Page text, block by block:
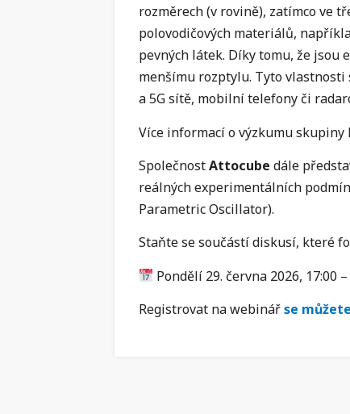
rozměrech (v rovině), zatímco ve
polovodičových materiálů,
pevných látek. Díky tomu, že
menšímu rozptylu. Tyto
a 5G sítě, mobilní telefony či
Více informací o výzkumu skupiny
SpolečnostAttocube dále
reálných experimentálních
Parametric Oscillator).
Staňte se součástí diskusí, které
Pondělí 29. června 2026, 17:00 –
Registrovat na webinářse